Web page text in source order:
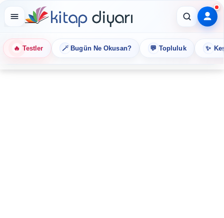
🔥 Testler 🪄 Bugün Ne Okusan? 💬 Topluluk ✨